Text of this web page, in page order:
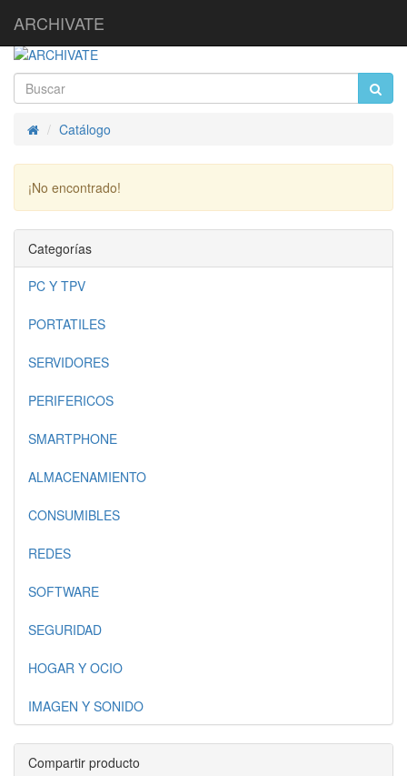
ARCHIVATE
InicioCatálogo
¡No encontrado!
Categorías
PC Y TPV
PORTATILES
SERVIDORES
PERIFERICOS
SMARTPHONE
ALMACENAMIENTO
CONSUMIBLES
REDES
SOFTWARE
SEGURIDAD
HOGAR Y OCIO
IMAGEN Y SONIDO
Compartir producto